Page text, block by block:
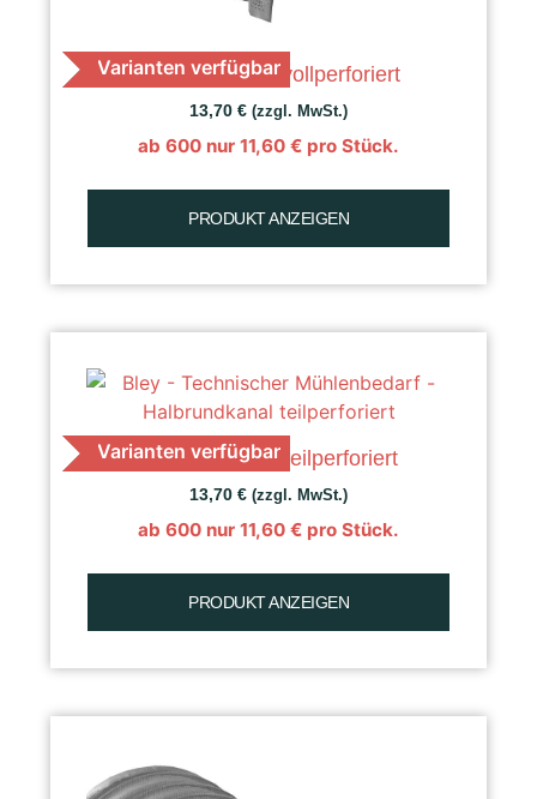
Varianten verfügbar
K 30 Getreide, vollperforiert
13,70 € (zzgl. MwSt.)
ab 600 nur 11,60 € pro Stück.
PRODUKT ANZEIGEN
Varianten verfügbar
K 30 Getreide, teilperforiert
13,70 € (zzgl. MwSt.)
ab 600 nur 11,60 € pro Stück.
PRODUKT ANZEIGEN